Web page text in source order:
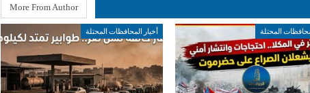
More From Author
المحتلة أخبار المحافظات المحتلة